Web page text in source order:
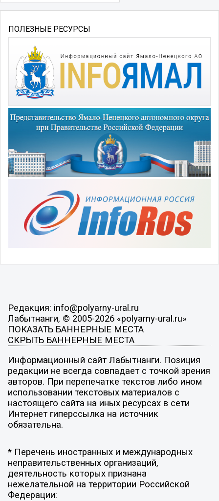
ПОЛЕЗНЫЕ РЕСУРСЫ
Редакция: info@polyarny-ural.ru
Лабытнанги, © 2005-2026 «polyarny-ural.ru»
ПОКАЗАТЬ БАННЕРНЫЕ МЕСТА
СКРЫТЬ БАННЕРНЫЕ МЕСТА
Информационный сайт Лабытнанги. Позиция
редакции не всегда совпадает с точкой зрения
авторов. При перепечатке текстов либо ином
использовании текстовых материалов с
настоящего сайта на иных ресурсах в сети
Интернет гиперссылка на источник
обязательна.
* Перечень иностранных и международных
неправительственных организаций,
деятельность которых признана
нежелательной на территории Российской
Федерации: